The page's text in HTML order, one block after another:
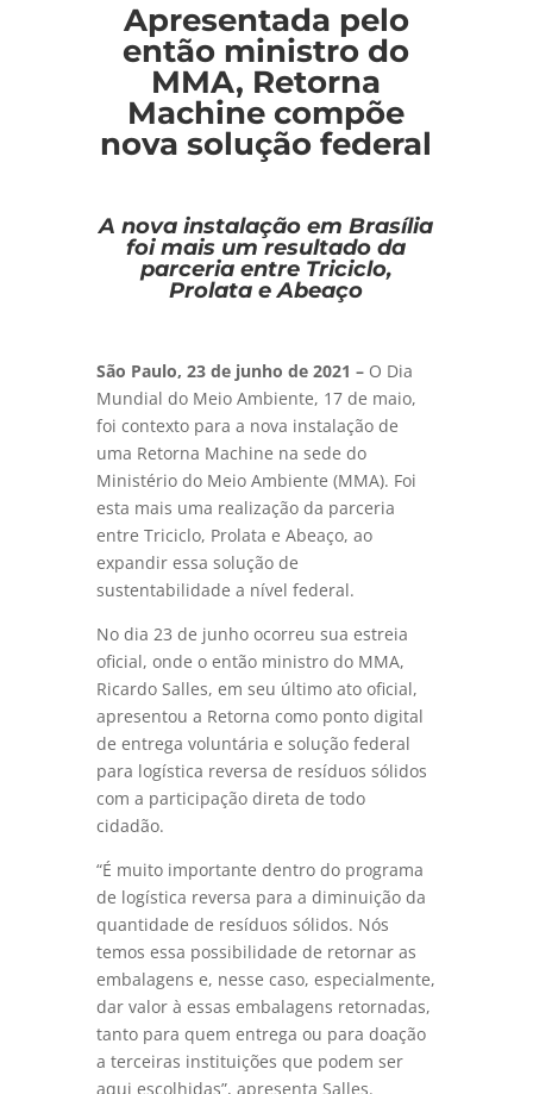
Apresentada pelo
então ministro do
MMA, Retorna
Machine compõe
nova solução federal
A nova instalação em Brasília
foi mais um resultado da
parceria entre Triciclo,
Prolata e Abeaço
São Paulo, 23 de junho de 2021 – O Dia
Mundial do Meio Ambiente, 17 de maio,
foi contexto para a nova instalação de
uma Retorna Machine na sede do
Ministério do Meio Ambiente (MMA). Foi
esta mais uma realização da parceria
entre Triciclo, Prolata e Abeaço, ao
expandir essa solução de
sustentabilidade a nível federal.
No dia 23 de junho ocorreu sua estreia
oficial, onde o então ministro do MMA,
Ricardo Salles, em seu último ato oficial,
apresentou a Retorna como ponto digital
de entrega voluntária e solução federal
para logística reversa de resíduos sólidos
com a participação direta de todo
cidadão.
“É muito importante dentro do programa
de logística reversa para a diminuição da
quantidade de resíduos sólidos. Nós
temos essa possibilidade de retornar as
embalagens e, nesse caso, especialmente,
dar valor à essas embalagens retornadas,
tanto para quem entrega ou para doação
a terceiras instituições que podem ser
aqui escolhidas”, apresenta Salles.